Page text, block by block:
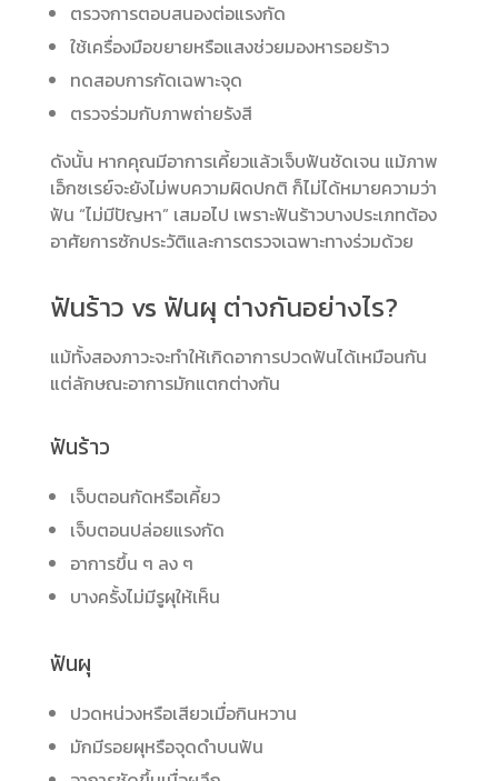
ตรวจการตอบสนองต่อแรงกัด
ใช้เครื่องมือขยายหรือแสงช่วยมองหารอยร้าว
ทดสอบการกัดเฉพาะจุด
ตรวจร่วมกับภาพถ่ายรังสี
ดังนั้น หากคุณมีอาการเคี้ยวแล้วเจ็บฟันชัดเจน แม้ภาพ
เอ็กซเรย์จะยังไม่พบความผิดปกติ ก็ไม่ได้หมายความว่า
ฟัน “ไม่มีปัญหา” เสมอไป เพราะฟันร้าวบางประเภทต้อง
อาศัยการซักประวัติและการตรวจเฉพาะทางร่วมด้วย
ฟันร้าว vs ฟันผุ ต่างกันอย่างไร?
แม้ทั้งสองภาวะจะทำให้เกิดอาการปวดฟันได้เหมือนกัน
แต่ลักษณะอาการมักแตกต่างกัน
ฟันร้าว
เจ็บตอนกัดหรือเคี้ยว
เจ็บตอนปล่อยแรงกัด
อาการขึ้น ๆ ลง ๆ
บางครั้งไม่มีรูผุให้เห็น
ฟันผุ
ปวดหน่วงหรือเสียวเมื่อกินหวาน
มักมีรอยผุหรือจุดดำบนฟัน